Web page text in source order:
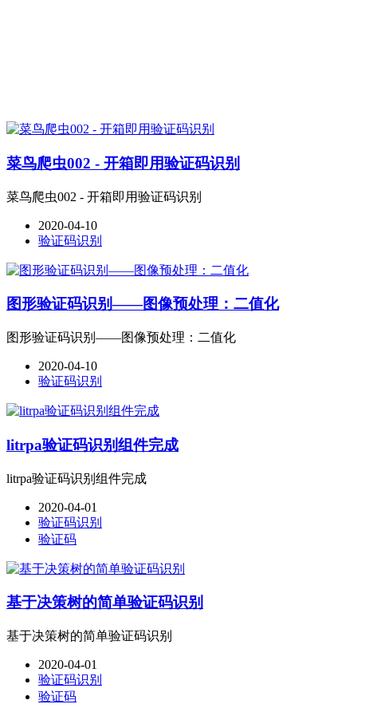
菜鸟爬虫002 - 开箱即用验证码识别
菜鸟爬虫002 - 开箱即用验证码识别
2020-04-10
验证码识别
图形验证码识别——图像预处理：二值化
图形验证码识别——图像预处理：二值化
2020-04-10
验证码识别
litrpa验证码识别组件完成
litrpa验证码识别组件完成
2020-04-01
验证码识别
验证码
基于决策树的简单验证码识别
基于决策树的简单验证码识别
2020-04-01
验证码识别
验证码